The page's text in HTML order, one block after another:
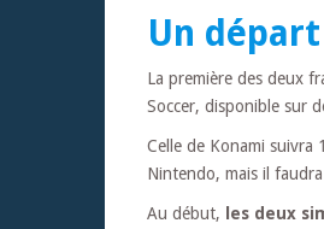
Un
La première des deux
Soccer, disponible sur
Celle de Konami suivra
Nintendo, mais il
Au début,
les deux